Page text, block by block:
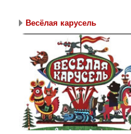
Весёлая карусель